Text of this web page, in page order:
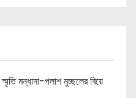
মন্ধানা-পলাশ মুচ্ছলের বিয়ে